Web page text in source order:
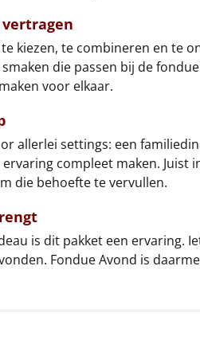
kiezen, te combineren en te
die passen bij de
voor elkaar.
allerlei settings: een
compleet maken.
die behoefte te vervullen.
is dit pakket een ervaring.
Fondue Avond is